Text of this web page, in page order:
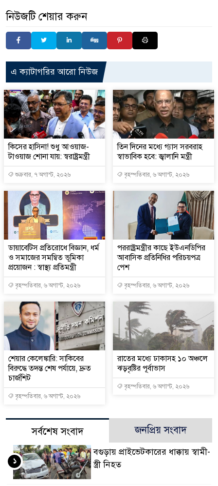
নিউজটি শেয়ার করুন
এ ক্যাটাগরির আরো নিউজ
কিসের হাসিনা! শুধু আওয়াজ-
টাওয়াজ শোনা যায়: স্বরাষ্ট্রমন্ত্রী
শুক্রবার, ৭ অগাস্ট, ২০২৬
তিন দিনের মধ্যে গ্যাস সরবরাহ
স্বাভাবিক হবে: জ্বালানি মন্ত্রী
বৃহস্পতিবার, ৬ অগাস্ট, ২০২৬
ডায়াবেটিস প্রতিরোধে বিজ্ঞান, ধর্ম
ও সমাজের সমন্বিত ভূমিকা
প্রয়োজন : স্বাস্থ্য প্রতিমন্ত্রী
বৃহস্পতিবার, ৬ অগাস্ট, ২০২৬
পররাষ্ট্রমন্ত্রীর কা‌ছে ইউএনডিপির
আবাসিক প্রতিনিধির পরিচয়পত্র
পেশ
বৃহস্পতিবার, ৬ অগাস্ট, ২০২৬
শেয়ার কেলেঙ্কারি: সাকিবের
বিরুদ্ধে তদন্ত শেষ পর্যায়ে, দ্রুত
চার্জশিট
বৃহস্পতিবার, ৬ অগাস্ট, ২০২৬
রাতের মধ্যে ঢাকাসহ ১০ অঞ্চলে
ঝড়বৃষ্টির পূর্বাভাস
বৃহস্পতিবার, ৬ অগাস্ট, ২০২৬
সর্বশেষ সংবাদ জনপ্রিয় সংবাদ
বগুড়ায় প্রাইভেটকারের ধাক্কায় স্বামী-
স্ত্রী নিহত
১